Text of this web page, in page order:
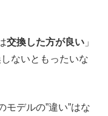
交換した方が良い 」
ないともったいな
デルの”違い”はな